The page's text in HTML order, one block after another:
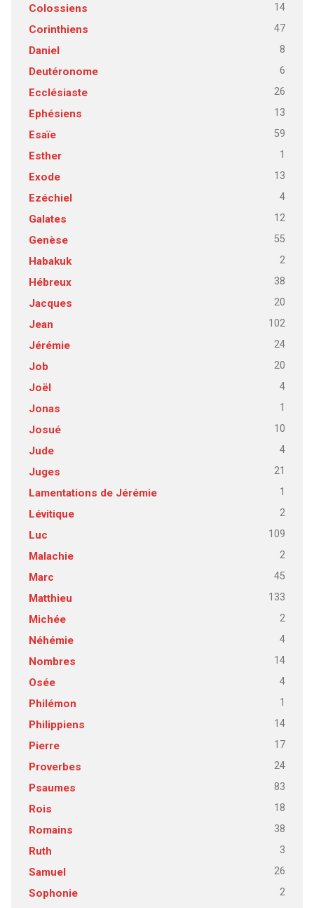
Colossiens 14
Corinthiens 47
Daniel 8
Deutéronome 6
Ecclésiaste 26
Ephésiens 13
Esaïe 59
Esther 1
Exode 13
Ezéchiel 4
Galates 12
Genèse 55
Habakuk 2
Hébreux 38
Jacques 20
Jean 102
Jérémie 24
Job 20
Joël 4
Jonas 1
Josué 10
Jude 4
Juges 21
Lamentations de Jérémie 1
Lévitique 2
Luc 109
Malachie 2
Marc 45
Matthieu 133
Michée 2
Néhémie 4
Nombres 14
Osée 4
Philémon 1
Philippiens 14
Pierre 17
Proverbes 24
Psaumes 83
Rois 18
Romains 38
Ruth 3
Samuel 26
Sophonie 2